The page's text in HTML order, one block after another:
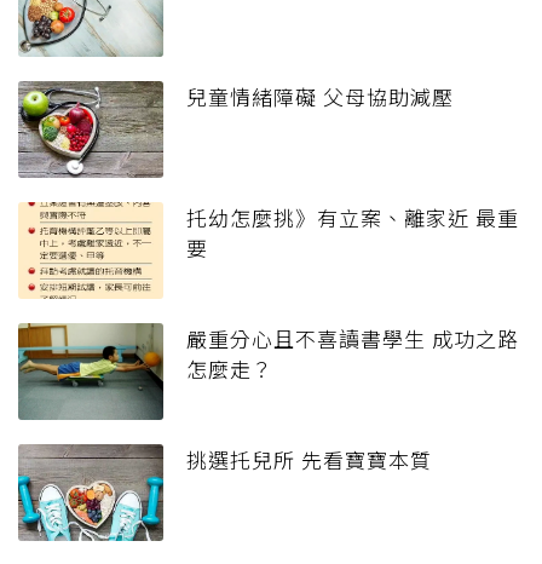
兒童情緒障礙 父母協助減壓
托幼怎麼挑》有立案、離家近 最重
要
嚴重分心且不喜讀書學生 成功之路
怎麼走？
挑選托兒所 先看寶寶本質